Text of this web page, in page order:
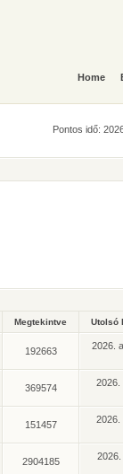
Home
Pontos idő:
Megtekintve Utolsó
192663
2026.
369574
2026.
151457
2026.
2904185
2026.